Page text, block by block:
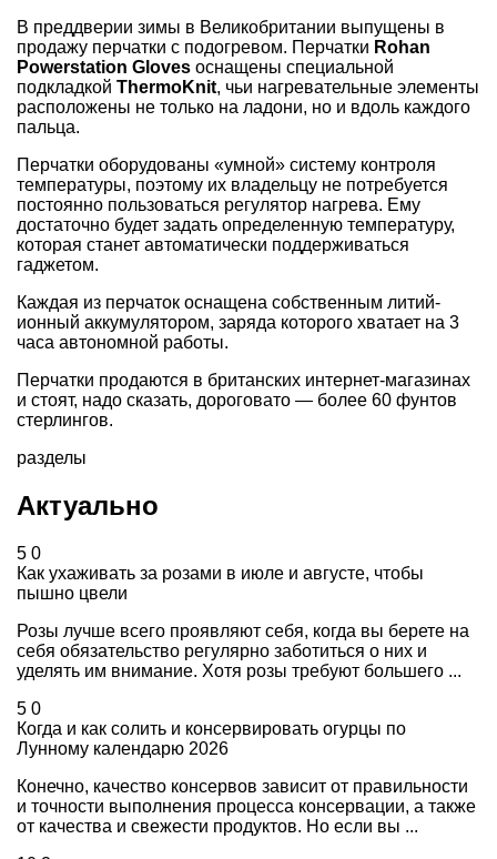
В преддверии зимы в Великобритании выпущены в
продажу перчатки с подогревом. Перчатки Rohan
Powerstation Gloves оснащены специальной
подкладкой ThermoKnit, чьи нагревательные элементы
расположены не только на ладони, но и вдоль каждого
пальца.
Перчатки оборудованы «умной» систему контроля
температуры, поэтому их владельцу не потребуется
постоянно пользоваться регулятор нагрева. Ему
достаточно будет задать определенную температуру,
которая станет автоматически поддерживаться
гаджетом.
Каждая из перчаток оснащена собственным литий-
ионный аккумулятором, заряда которого хватает на 3
часа автономной работы.
Перчатки продаются в британских интернет-магазинах
и стоят, надо сказать, дороговато — более 60 фунтов
стерлингов.
разделы
Актуально
5 0
Как ухаживать за розами в июле и августе, чтобы
пышно цвели
Розы лучше всего проявляют себя, когда вы берете на
себя обязательство регулярно заботиться о них и
уделять им внимание. Хотя розы требуют большего ...
5 0
Когда и как солить и консервировать огурцы по
Лунному календарю 2026
Конечно, качество консервов зависит от правильности
и точности выполнения процесса консервации, а также
от качества и свежести продуктов. Но если вы ...